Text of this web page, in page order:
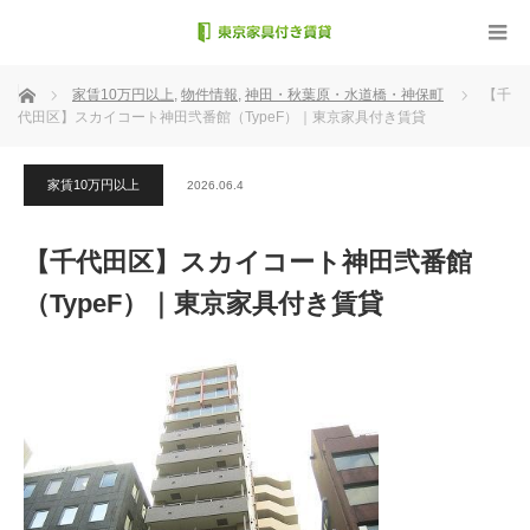
ホーム 家賃10万円以上, 物件情報, 神田・秋葉原・水道橋・神保町
【千
代田区】スカイコート神田弐番館（TypeF）｜東京家具付き賃貸
家賃10万円以上 2026.06.4
【千代田区】スカイコート神田弐番館
（TypeF）｜東京家具付き賃貸